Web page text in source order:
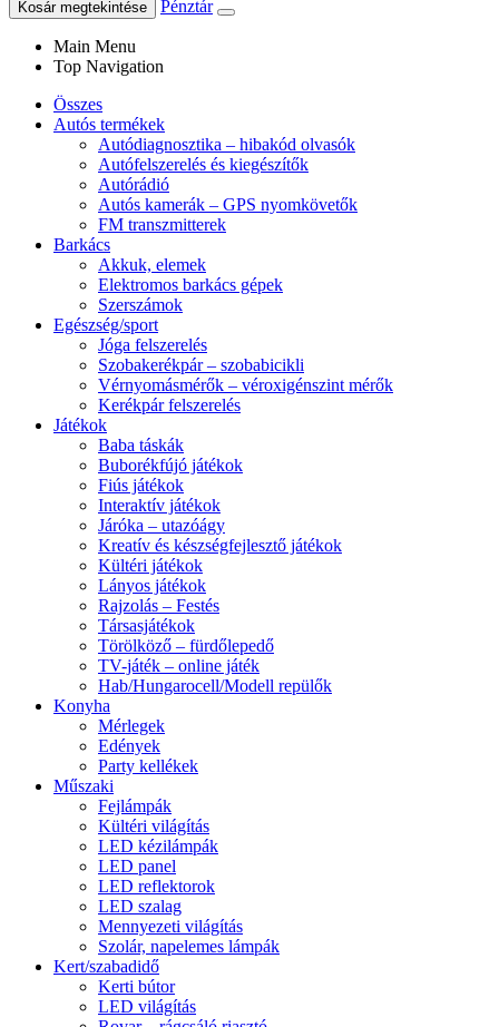
Kosár megtekintése Pénztár
Main Menu
Top Navigation
Összes
Autós termékek
Autódiagnosztika – hibakód olvasók
Autófelszerelés és kiegészítők
Autórádió
Autós kamerák – GPS nyomkövetők
FM transzmitterek
Barkács
Akkuk, elemek
Elektromos barkács gépek
Szerszámok
Egészség/sport
Jóga felszerelés
Szobakerékpár – szobabicikli
Vérnyomásmérők – véroxigénszint mérők
Kerékpár felszerelés
Játékok
Baba táskák
Buborékfújó játékok
Fiús játékok
Interaktív játékok
Járóka – utazóágy
Kreatív és készségfejlesztő játékok
Kültéri játékok
Lányos játékok
Rajzolás – Festés
Társasjátékok
Törölköző – fürdőlepedő
TV-játék – online játék
Hab/Hungarocell/Modell repülők
Konyha
Mérlegek
Edények
Party kellékek
Műszaki
Fejlámpák
Kültéri világítás
LED kézilámpák
LED panel
LED reflektorok
LED szalag
Mennyezeti világítás
Szolár, napelemes lámpák
Kert/szabadidő
Kerti bútor
LED világítás